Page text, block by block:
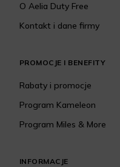
O Aelia Duty Free
Kontakt i dane firmy
PROMOCJE I BENEFITY
Rabaty i promocje
Program Kameleon
Program Miles & More
INFORMACJE